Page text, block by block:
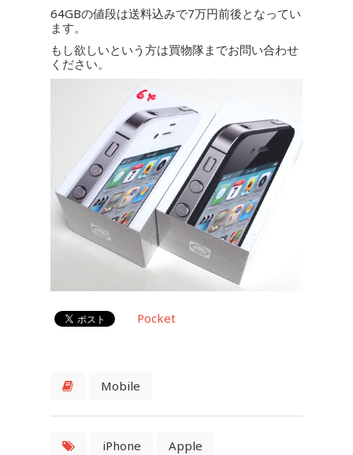
64GBの値段は送料込みで7万円前後となってい
ます。
もし欲しいという方は買物隊までお問い合わせ
ください。
Pocket
Mobile
iPhone Apple